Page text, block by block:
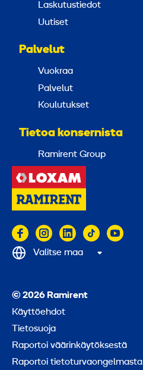
Laskutustiedot
Uutiset
Palvelut
Vuokraa
Palvelut
Koulutukset
Tietoa konsernista
Ramirent Group
© 2026 Ramirent
Käyttöehdot
Tietosuoja
Raportoi väärinkäytöksestä
Raportoi tietoturvaongelmasta
Valitse maa